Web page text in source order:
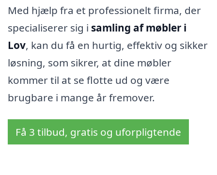
Med hjælp fra et professionelt firma, der
specialiserer sig i samling af møbler i
Lov, kan du få en hurtig, effektiv og sikker
løsning, som sikrer, at dine møbler
kommer til at se flotte ud og være
brugbare i mange år fremover.
Få 3 tilbud, gratis og uforpligtende